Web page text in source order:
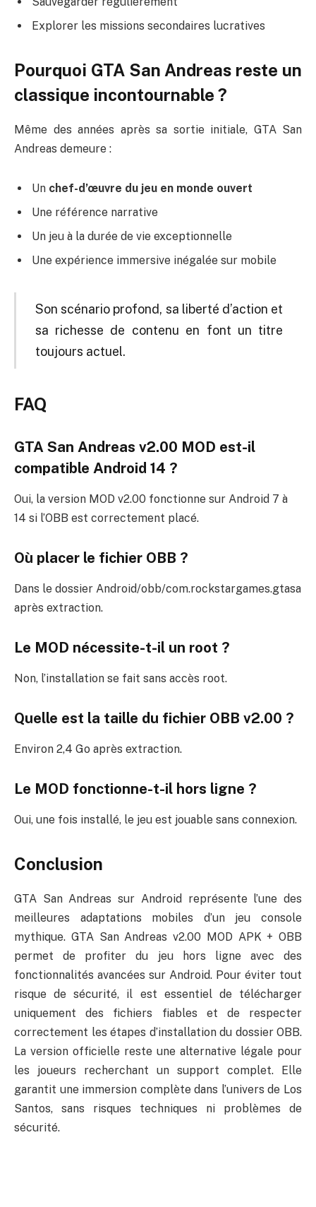
Explorer les missions secondaires lucratives
Pourquoi GTA San Andreas reste un
classique incontournable ?
Même des années après sa sortie initiale, GTA San
Andreas demeure :
Un chef-d’œuvre du jeu en monde ouvert
Une référence narrative
Un jeu à la durée de vie exceptionnelle
Une expérience immersive inégalée sur mobile
Son scénario profond, sa liberté d’action et
sa richesse de contenu en font un titre
toujours actuel.
FAQ
GTA San Andreas v2.00 MOD est-il
compatible Android 14 ?
Oui, la version MOD v2.00 fonctionne sur Android 7 à
14 si l’OBB est correctement placé.
Où placer le fichier OBB ?
Dans le dossier Android/obb/com.rockstargames.gtasa
après extraction.
Le MOD nécessite-t-il un root ?
Non, l’installation se fait sans accès root.
Quelle est la taille du fichier OBB v2.00 ?
Environ 2,4 Go après extraction.
Le MOD fonctionne-t-il hors ligne ?
Oui, une fois installé, le jeu est jouable sans connexion.
Conclusion
GTA San Andreas sur Android représente l’une des
meilleures adaptations mobiles d’un jeu console
mythique. GTA San Andreas v2.00 MOD APK + OBB
permet de profiter du jeu hors ligne avec des
fonctionnalités avancées sur Android. Pour éviter tout
risque de sécurité, il est essentiel de télécharger
uniquement des fichiers fiables et de respecter
correctement les étapes d’installation du dossier OBB.
La version officielle reste une alternative légale pour
les joueurs recherchant un support complet. Elle
garantit une immersion complète dans l’univers de Los
Santos, sans risques techniques ni problèmes de
sécurité.